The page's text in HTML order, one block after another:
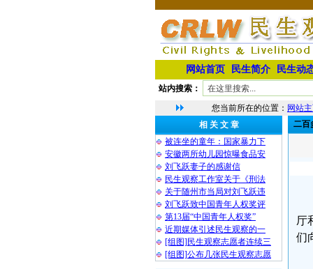
网站首页 民生简介 民生动
站内搜索：
您当前所在的位置： 网站
相 关 文 章
被连坐的童年：国家暴力下
安徽两所幼儿园惊曝食品安
刘飞跃妻子的感谢信
民生观察工作室关于《刑法
关于随州市当局对刘飞跃违
刘飞跃致中国青年人权奖评
第13届“中国青年人权奖”
近期媒体引述民生观察的一
[组图]民生观察志愿者连续三
[组图]公布几张民生观察志愿
二百
厅
们